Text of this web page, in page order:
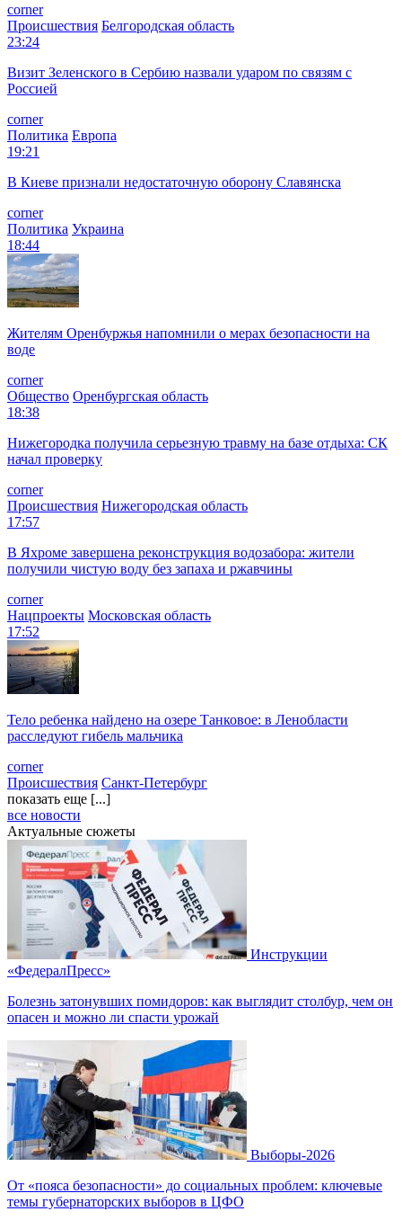
corner
Происшествия Белгородская область
23:24
Визит Зеленского в Сербию назвали ударом по связям с
Россией
corner
Политика Европа
19:21
В Киеве признали недостаточную оборону Славянска
corner
Политика Украина
18:44
Жителям Оренбуржья напомнили о мерах безопасности на
воде
corner
Общество Оренбургская область
18:38
Нижегородка получила серьезную травму на базе отдыха: СК
начал проверку
corner
Происшествия Нижегородская область
17:57
В Яхроме завершена реконструкция водозабора: жители
получили чистую воду без запаха и ржавчины
corner
Нацпроекты Московская область
17:52
Тело ребенка найдено на озере Танковое: в Ленобласти
расследуют гибель мальчика
corner
Происшествия Санкт-Петербург
показать еще [...]
все новости
Актуальные сюжеты
Инструкции
«ФедералПресс»
Болезнь затонувших помидоров: как выглядит столбур, чем он
опасен и можно ли спасти урожай
Выборы-2026
От «пояса безопасности» до социальных проблем: ключевые
темы губернаторских выборов в ЦФО